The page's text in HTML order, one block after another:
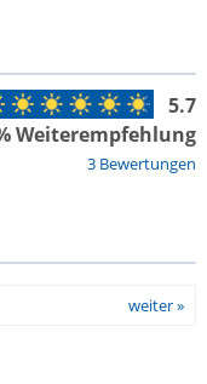
3 Bewertungen
5.7
Weiterempfehlung
weiter »